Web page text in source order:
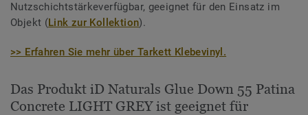
Nutzschichtstärkeverfügbar, geeignet für den Einsatz im
Objekt (Link zur Kollektion).
>> Erfahren Sie mehr über Tarkett Klebevinyl.
Das Produkt iD Naturals Glue Down 55 Patina
Concrete LIGHT GREY ist geeignet für